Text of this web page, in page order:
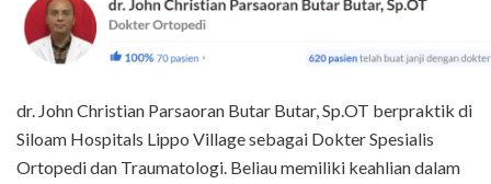
dr. John Christian Parsaoran Butar Butar, Sp.OT berpraktik di
Siloam Hospitals Lippo Village sebagai Dokter Spesialis
Ortopedi dan Traumatologi. Beliau memiliki keahlian dalam